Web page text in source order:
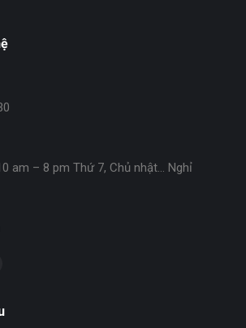
am – 8 pm Thứ 7, Chủ nhật… Nghỉ